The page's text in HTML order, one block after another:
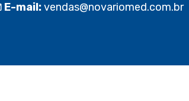
E-mail:vendas@novariomed.com.br